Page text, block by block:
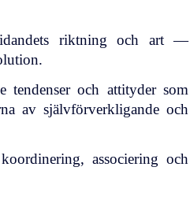
riktning och art —
tendenser och attityder som
av självförverkligande och
associering och